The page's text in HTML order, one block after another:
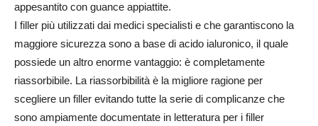
appesantito con guance appiattite.
I filler più utilizzati dai medici specialisti e che garantiscono la
maggiore sicurezza sono a base di acido ialuronico, il quale
possiede un altro enorme vantaggio: è completamente
riassorbibile. La riassorbibilità è la migliore ragione per
scegliere un filler evitando tutte la serie di complicanze che
sono ampiamente documentate in letteratura per i filler